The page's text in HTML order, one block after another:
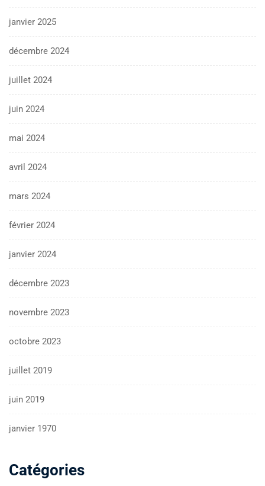
janvier 2025
décembre 2024
juillet 2024
juin 2024
mai 2024
avril 2024
mars 2024
février 2024
janvier 2024
décembre 2023
novembre 2023
octobre 2023
juillet 2019
juin 2019
janvier 1970
Catégories